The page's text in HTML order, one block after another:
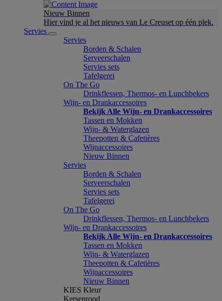
Nieuw Binnen
Hier vind je al het nieuws van Le Creuset op één plek.
Servies
Servies
Borden & Schalen
Serveerschalen
Servies sets
Tafelgerei
On The Go
Drinkflessen, Thermos- en Lunchbekers
Wijn- en Drankaccessoires
Bekijk Alle Wijn- en Drankaccessoires
Tassen en Mokken
Wijn- & Waterglazen
Theepotten & Cafetières
Wijnaccessoires
Nieuw Binnen
Servies
Borden & Schalen
Serveerschalen
Servies sets
Tafelgerei
On The Go
Drinkflessen, Thermos- en Lunchbekers
Wijn- en Drankaccessoires
Bekijk Alle Wijn- en Drankaccessoires
Tassen en Mokken
Wijn- & Waterglazen
Theepotten & Cafetières
Wijnaccessoires
Nieuw Binnen
KIES Kleur
Kersenrood